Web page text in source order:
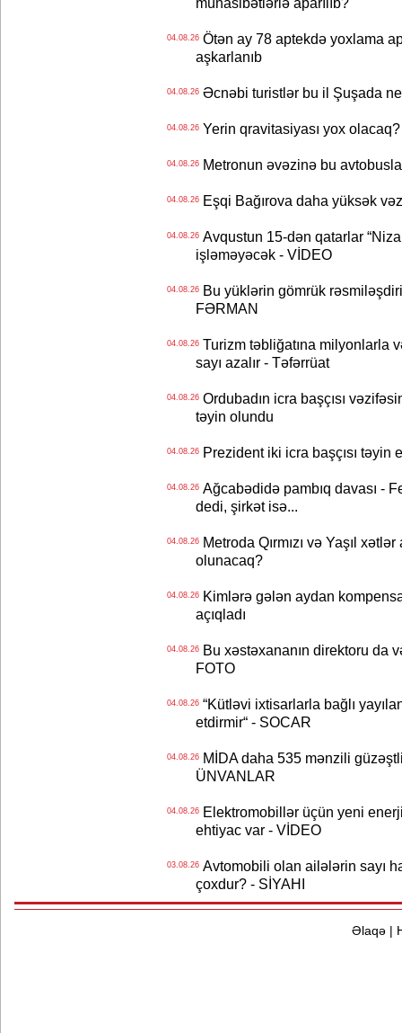
04.08.26Ötən ay 78 aptekdə yoxlama
aşkarlanıb
04.08.26Əcnəbi turistlər bu il Şuşada
04.08.26Yerin qravitasiyası yox
04.08.26Metronun əvəzinə bu
04.08.26Eşqi Bağırova daha yüksək
04.08.26Avqustun 15-dən qatarlar
işləməyəcək - VİDEO
04.08.26Bu yüklərin gömrük
FƏRMAN
04.08.26Turizm təbliğatına milyonlarla
sayı azalır - Təfərrüat
04.08.26Ordubadın icra başçısı
təyin olundu
04.08.26Prezident iki icra başçısı təyin
04.08.26Ağcabədidə pambıq davası -
dedi, şirkət isə...
04.08.26Metroda Qırmızı və Yaşıl
olunacaq?
04.08.26Kimlərə gələn aydan
açıqladı
04.08.26Bu xəstəxananın direktoru da
FOTO
04.08.26“Kütləvi ixtisarlarla bağlı
etdirmir“ - SOCAR
04.08.26MİDA daha 535 mənzili güzəştli
ÜNVANLAR
04.08.26Elektromobillər üçün yeni
ehtiyac var - VİDEO
03.08.26Avtomobili olan ailələrin sayı
çoxdur? - SİYAHI
Əlaqə|